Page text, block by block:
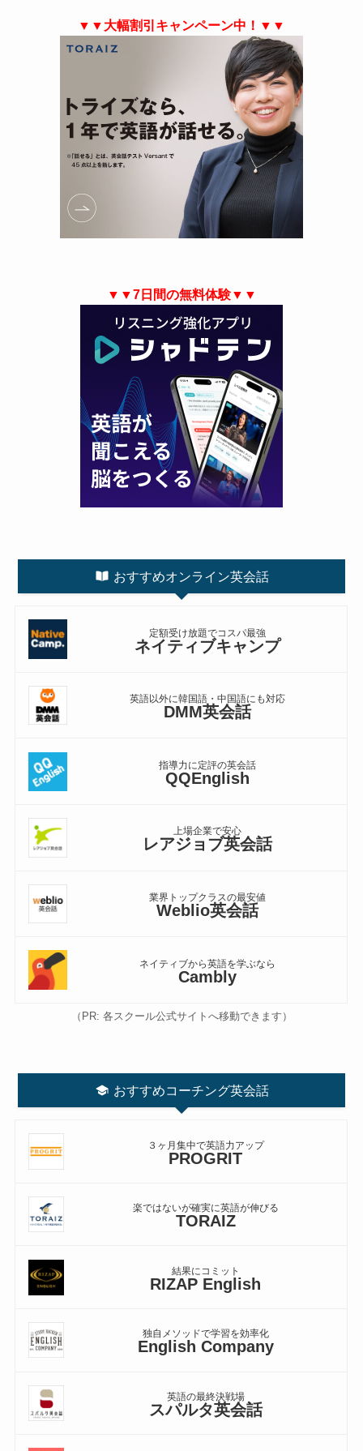
▼▼大幅割引キャンペーン中！▼▼
▼▼7日間の無料体験▼▼
おすすめオンライン英会話
定額受け放題でコスパ最強
ネイティブキャンプ
英語以外に韓国語・中国語にも対応
DMM英会話
指導力に定評の英会話
QQEnglish
上場企業で安心
レアジョブ英会話
業界トップクラスの最安値
Weblio英会話
ネイティブから英語を学ぶなら
Cambly
（PR: 各スクール公式サイトへ移動できます）
おすすめコーチング英会話
３ヶ月集中で英語力アップ
PROGRIT
楽ではないが確実に英語が伸びる
TORAIZ
結果にコミット
RIZAP English
独自メソッドで学習を効率化
English Company
英語の最終決戦場
スパルタ英会話